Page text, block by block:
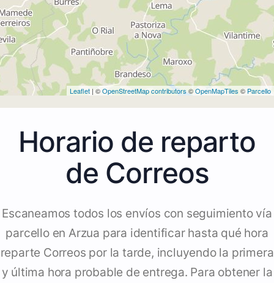
Leaflet | ©OpenStreetMap contributors ©OpenMapTiles © Parcello
Horario de reparto
de Correos
Escaneamos todos los envíos con seguimiento vía
parcello en Arzua para identificar hasta qué hora
reparte Correos por la tarde, incluyendo la primera
y última hora probable de entrega. Para obtener la